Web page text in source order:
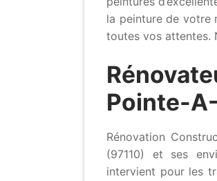
la peinture de votre
toutes vos attentes.
Pointe-
Rénovation
(97110) et ses
intervient pour les